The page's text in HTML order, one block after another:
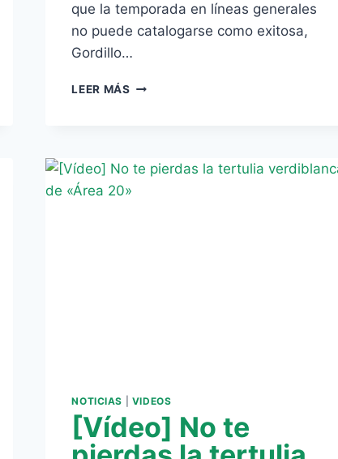
que la temporada en líneas generales
no puede catalogarse como exitosa,
Gordillo…
LEER MÁS JOSÉ
DEL
AÑO
NOTICIAS VIDEOS
[Vídeo] No te